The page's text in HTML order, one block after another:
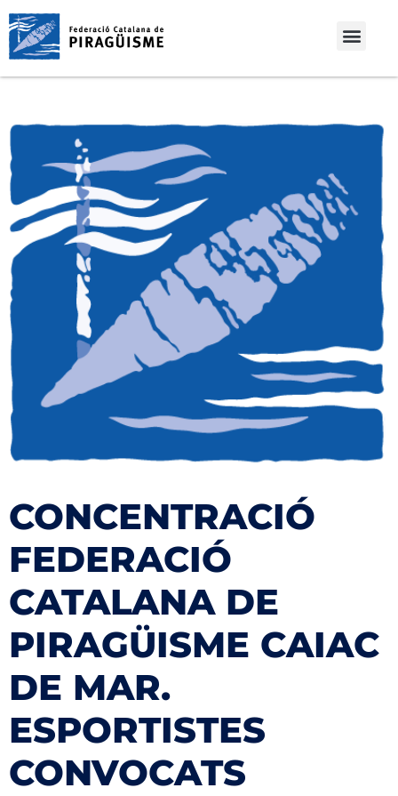
CONCENTRACIÓ
FEDERACIÓ
CATALANA DE
PIRAGÜISME CAIAC
DE MAR.
ESPORTISTES
CONVOCATS